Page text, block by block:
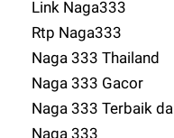
Link Naga333
Rtp Naga333
Naga 333 Thailand
Naga 333 Gacor
Naga 333 Terbaik
Naga 333